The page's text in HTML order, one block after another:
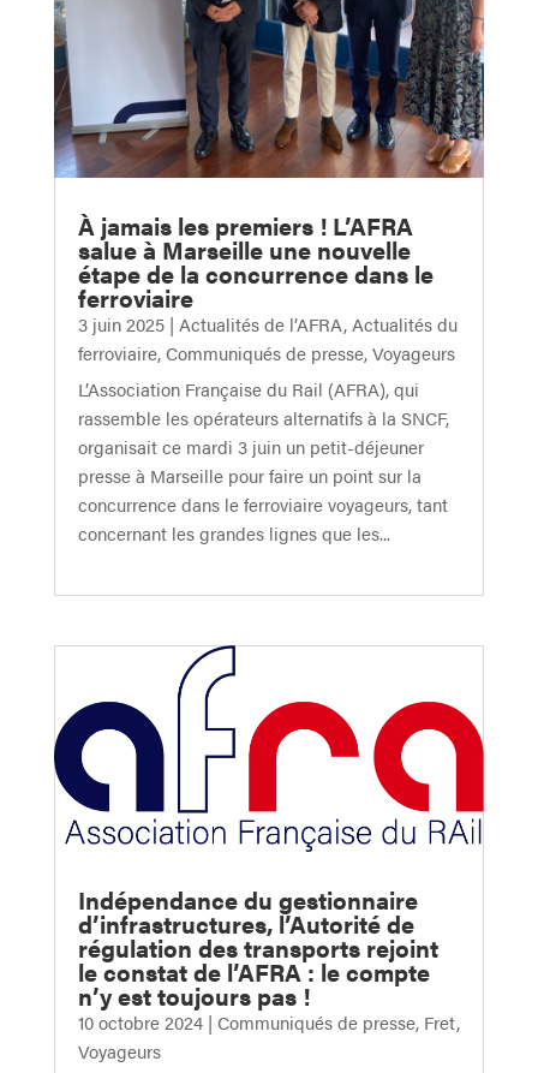
À jamais les premiers ! L’AFRA
salue à Marseille une nouvelle
étape de la concurrence dans le
ferroviaire
3 juin 2025| Actualités de l’AFRA, Actualités du
ferroviaire,Communiqués de presse,Voyageurs
L’Association Française du Rail (AFRA), qui
rassemble les opérateurs alternatifs à la SNCF,
organisait ce mardi 3 juin un petit-déjeuner
presse à Marseille pour faire un point sur la
concurrence dans le ferroviaire voyageurs, tant
concernant les grandes lignes que les...
Indépendance du gestionnaire
d’infrastructures, l’Autorité de
régulation des transports rejoint
le constat de l’AFRA : le compte
n’y est toujours pas !
10 octobre 2024| Communiqués de presse, Fret,
Voyageurs